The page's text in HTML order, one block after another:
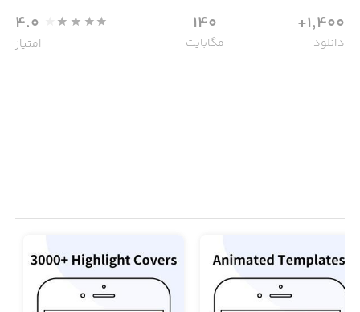
1,400+
دانلود
140
مگابایت
4.0
امتیاز